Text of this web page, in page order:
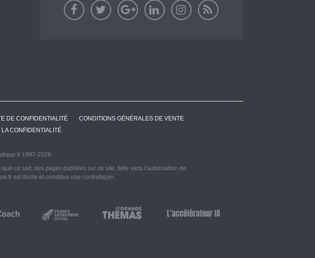
DE CONFIDENTIALITÉ
CONDITIONS GÉNÉRALES DE VENTE
CONFIDENTIALITÉ
1997-2026
ce soit, des pages publiées sur ce site, faite sans l'autorisation de
est illicite et constitue une contrefaçon.